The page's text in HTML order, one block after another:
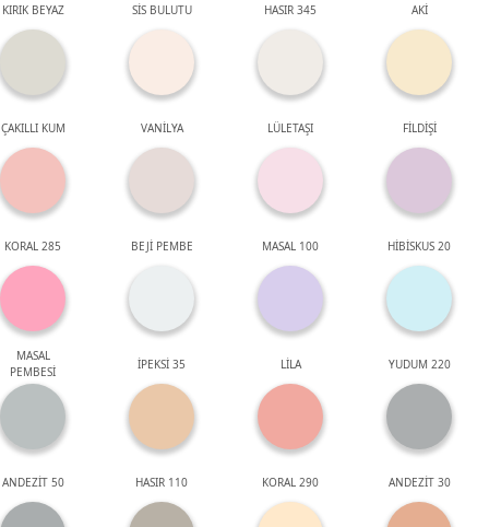
KIRIK BEYAZ SİS BULUTU HASIR 345 AKİ
ÇAKILLI KUM VANİLYA LÜLETAŞI FİLDİŞİ
KORAL 285 BEJİ PEMBE MASAL 100 HİBİSKUS 20
MASAL
PEMBESİ
İPEKSİ 35 LİLA YUDUM 220
ANDEZİT 50 HASIR 110 KORAL 290 ANDEZİT 30